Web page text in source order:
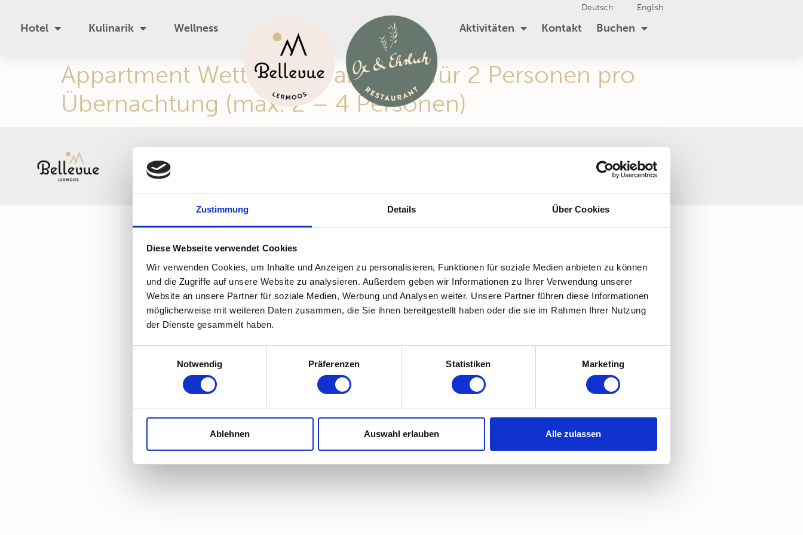
Zustimmung Details Über Cookies
Diese Webseite verwendet Cookies
Wir verwenden Cookies, um Inhalte und Anzeigen zu personalisieren, Funktionen für soziale Medien anbieten zu können
und die Zugriffe auf unsere Website zu analysieren. Außerdem geben wir Informationen zu Ihrer Verwendung unserer
Website an unsere Partner für soziale Medien, Werbung und Analysen weiter. Unsere Partner führen diese Informationen
möglicherweise mit weiteren Daten zusammen, die Sie ihnen bereitgestellt haben oder die sie im Rahmen Ihrer Nutzung
der Dienste gesammelt haben.
Notwendig
Präferenzen Statistiken Marketing
Ablehnen Auswahl erlauben Alle zulassen
Deutsch English
Hotel Kulinarik Wellness Aktivitäten Kontakt Buchen
Appartment Wetterstein: ab 250€ für 2 Personen pro
Übernachtung (max. 2 – 4 Personen)